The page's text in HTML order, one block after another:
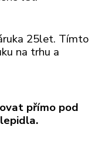
25let. Tímto
na trhu a
přímo pod